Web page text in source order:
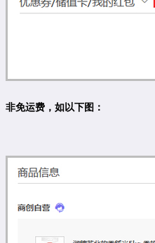
非免运费，如以下图：